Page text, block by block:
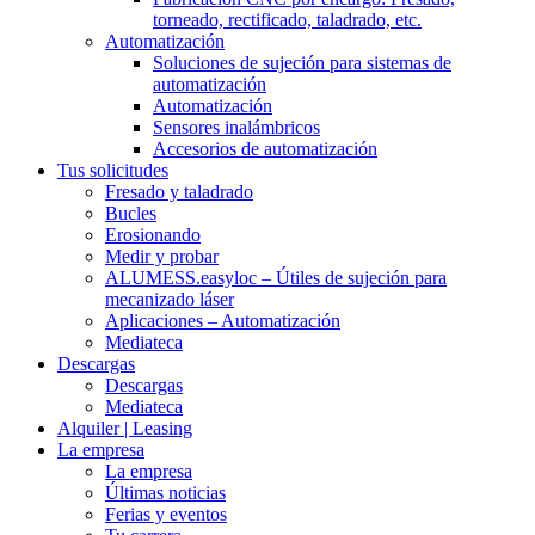
torneado, rectificado, taladrado, etc.
Automatización
Soluciones de sujeción para sistemas de
automatización
Automatización
Sensores inalámbricos
Accesorios de automatización
Tus solicitudes
Fresado y taladrado
Bucles
Erosionando
Medir y probar
ALUMESS.easyloc – Útiles de sujeción para
mecanizado láser
Aplicaciones – Automatización
Mediateca
Descargas
Descargas
Mediateca
Alquiler | Leasing
La empresa
La empresa
Últimas noticias
Ferias y eventos